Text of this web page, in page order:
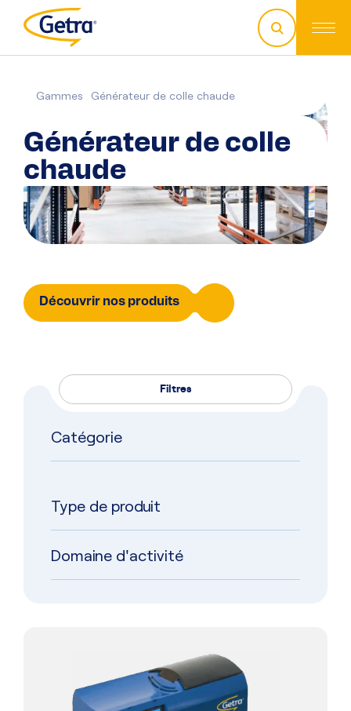
Gammes Générateur de colle chaude
Générateur de colle
chaude
Découvrir nos produits
Filtres
Catégorie
Type de produit
Domaine d'activité